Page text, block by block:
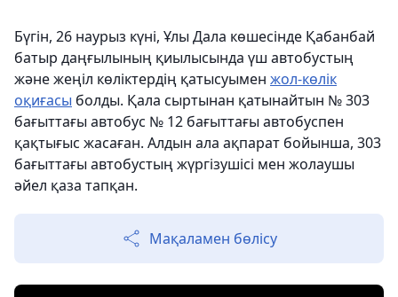
Бүгін, 26 наурыз күні, Ұлы Дала көшесінде Қабанбай
батыр даңғылының қиылысында үш автобустың
және жеңіл көліктердің қатысуымен жол-көлік
оқиғасы болды. Қала сыртынан қатынайтын № 303
бағыттағы автобус № 12 бағыттағы автобуспен
қақтығыс жасаған. Алдын ала ақпарат бойынша, 303
бағыттағы автобустың жүргізушісі мен жолаушы
әйел қаза тапқан.
Мақаламен бөлісу